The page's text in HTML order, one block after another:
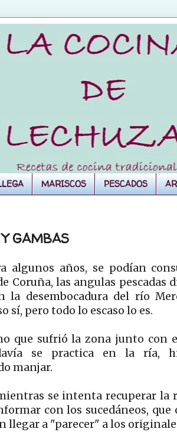
MARISCOS PESCADOS
GAMBAS
algunos años, se podían
Coruña, las angulas pescadas
la desembocadura del río
sí, pero todo lo escaso lo es.
que sufrió la zona junto con
se practica en la ría,
manjar.
se intenta recuperar la
con los sucedáneos, que
llegar a "parecer" a los